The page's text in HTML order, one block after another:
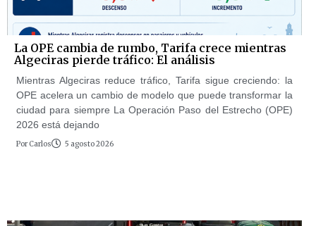
La OPE cambia de rumbo, Tarifa crece mientras
Algeciras pierde tráfico: El análisis
Mientras Algeciras reduce tráfico, Tarifa sigue creciendo: la
OPE acelera un cambio de modelo que puede transformar la
ciudad para siempre La Operación Paso del Estrecho (OPE)
2026 está dejando
Por Carlos 5 agosto 2026